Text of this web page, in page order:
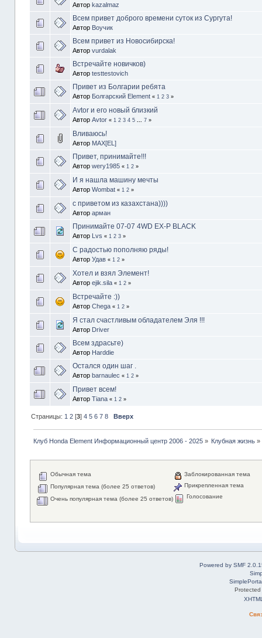
Автор kazalmaz
Всем привет доброго времени суток из Сургута!
Автор Воучик
Всем привет из Новосибирска!
Автор vurdalak
Встречайте новичков)
Автор testtestovich
Привет из Болгарии ребята
Автор Болгарский Element « 1 2 3»
Avtor и его новый близкий
Автор Avtor « 1 2 3 4 5 7»
Вливаюсь!
Автор MAX[EL]
Привет, принимайте!!!
Автор wery1985 « 1 2»
И я нашла машину мечты
Автор Wombat « 1 2»
с приветом из казахстана))))
Автор арман
Принимайте 07-07 4WD EX-P BLACK
Автор Lvs « 1 2 3»
С радостью пополняю ряды!
Автор Удав « 1 2»
Хотел и взял Элемент!
Автор ejik.sila « 1 2»
Встречайте :))
Автор Chega « 1 2»
Я стал счастливым обладателем Эля !!!
Автор Driver
Всем здрасьте)
Автор Harddie
Остался один шаг .
Автор barnaulec « 1 2»
Привет всем!
Автор Tiana « 1 2»
Страницы: 1 2[3] 4 5 6 7 8 Вверх
Клуб Honda Element Информационный центр 2006 - 2025» Клубная жизнь »
Обычная тема
Популярная тема (более 25 ответов)
Очень популярная тема (более 25 ответов)
Заблокированная тема
Прикрепленная тема
Голосование
Powered by SMF